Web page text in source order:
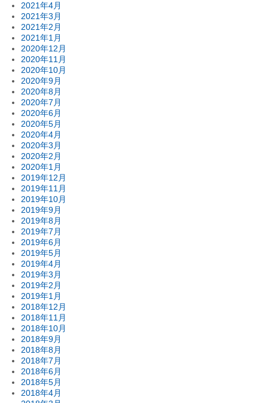
2021年4月
2021年3月
2021年2月
2021年1月
2020年12月
2020年11月
2020年10月
2020年9月
2020年8月
2020年7月
2020年6月
2020年5月
2020年4月
2020年3月
2020年2月
2020年1月
2019年12月
2019年11月
2019年10月
2019年9月
2019年8月
2019年7月
2019年6月
2019年5月
2019年4月
2019年3月
2019年2月
2019年1月
2018年12月
2018年11月
2018年10月
2018年9月
2018年8月
2018年7月
2018年6月
2018年5月
2018年4月